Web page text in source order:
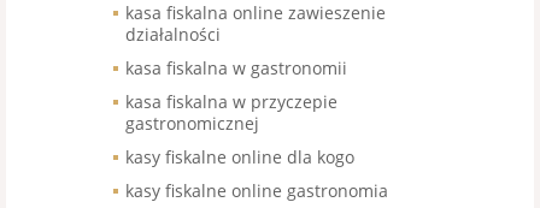
kasa fiskalna online zawieszenie
działalności
kasa fiskalna w gastronomii
kasa fiskalna w przyczepie
gastronomicznej
kasy fiskalne online dla kogo
kasy fiskalne online gastronomia